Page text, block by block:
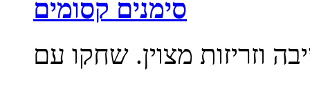
סימנים קסומים